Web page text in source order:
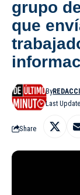
grupo
que
Last
By
Share